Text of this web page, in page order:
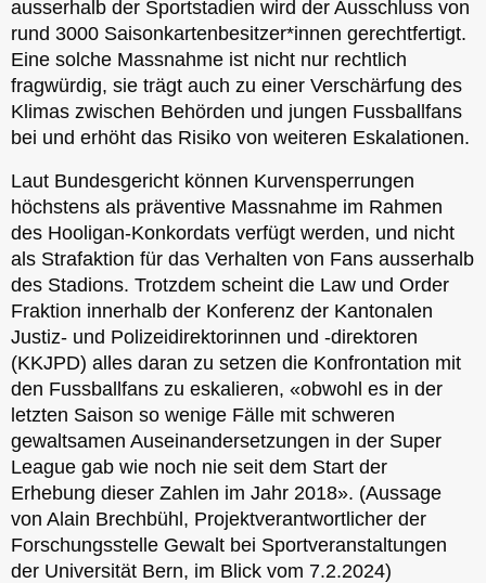
ausserhalb der Sportstadien wird der Ausschluss von
rund 3000 Saisonkartenbesitzer*innen gerechtfertigt.
Eine solche Massnahme ist nicht nur rechtlich
fragwürdig, sie trägt auch zu einer Verschärfung des
Klimas zwischen Behörden und jungen Fussballfans
bei und erhöht das Risiko von weiteren Eskalationen.
Laut Bundesgericht können Kurvensperrungen
höchstens als präventive Massnahme im Rahmen
des Hooligan-Konkordats verfügt werden, und nicht
als Strafaktion für das Verhalten von Fans ausserhalb
des Stadions. Trotzdem scheint die Law und Order
Fraktion innerhalb der Konferenz der Kantonalen
Justiz- und Polizeidirektorinnen und -direktoren
(KKJPD) alles daran zu setzen die Konfrontation mit
den Fussballfans zu eskalieren, «obwohl es in der
letzten Saison so wenige Fälle mit schweren
gewaltsamen Auseinandersetzungen in der Super
League gab wie noch nie seit dem Start der
Erhebung dieser Zahlen im Jahr 2018». (Aussage
von Alain Brechbühl, Projektverantwortlicher der
Forschungsstelle Gewalt bei Sportveranstaltungen
der Universität Bern, im Blick vom 7.2.2024)